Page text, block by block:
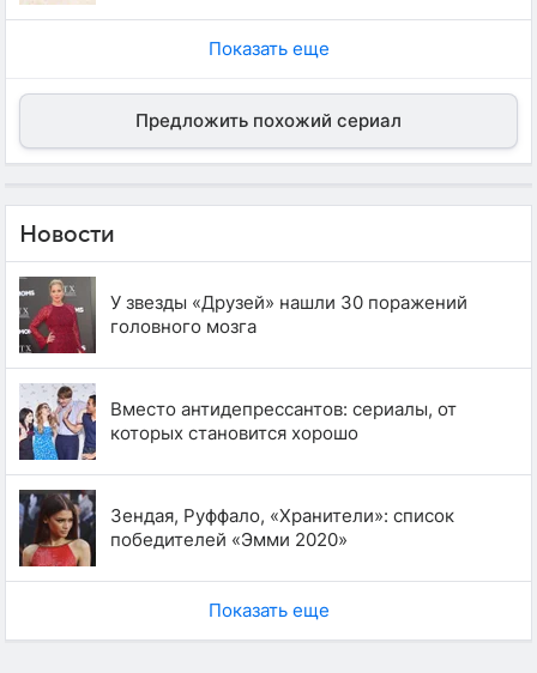
Показать еще
Предложить похожий сериал
Новости
У звезды «Друзей» нашли 30 поражений
головного мозга
Вместо антидепрессантов: сериалы, от
которых становится хорошо
Зендая, Руффало, «Хранители»: список
победителей «Эмми 2020»
Показать еще